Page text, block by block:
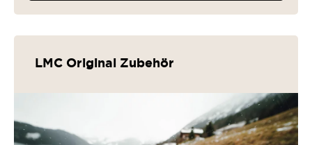
LMC Original Zubehör